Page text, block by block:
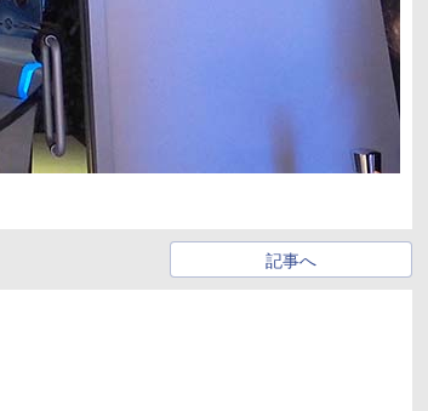
記事へ